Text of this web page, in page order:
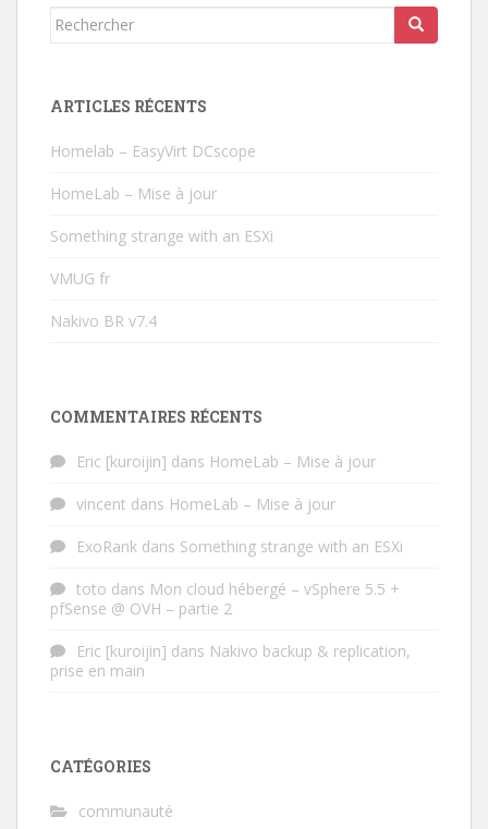
Rechercher...
ARTICLES RÉCENTS
Homelab – EasyVirt DCscope
HomeLab – Mise à jour
Something strange with an ESXi
VMUG fr
Nakivo BR v7.4
COMMENTAIRES RÉCENTS
Eric [kuroijin] dans HomeLab – Mise à jour
vincent dans HomeLab – Mise à jour
ExoRank dans Something strange with an ESXi
toto dans Mon cloud hébergé – vSphere 5.5 +
pfSense @ OVH – partie 2
Eric [kuroijin] dans Nakivo backup & replication,
prise en main
CATÉGORIES
communauté